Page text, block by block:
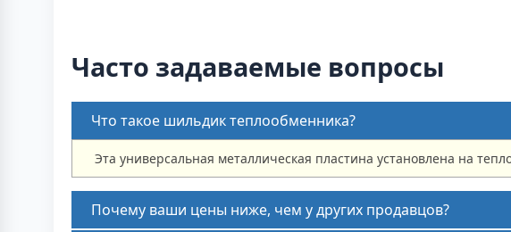
Часто задаваемые вопросы
Что такое шильдик теплообменника?
Эта универсальная металлическая пластина установлена на
Почему ваши цены ниже, чем у других продавцов?